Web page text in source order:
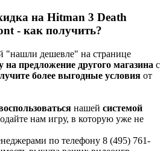
на Hitman 3 Death
- как получить?
"нашли дешевле" на странице
на предложение другого магазина с
более выгодные условия от
нашей системой
нам игру, в которую уже не
по телефону 8 (495) 761-